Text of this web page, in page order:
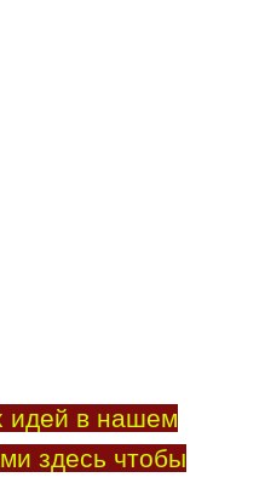
идей в нашем
здесь чтобы